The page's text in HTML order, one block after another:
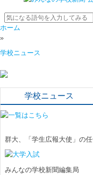
ホーム
»
学校ニュース
学校ニュース
群大、「学生広報大使」の
みんなの学校新聞編集局